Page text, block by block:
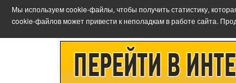
Мы используем cookie-файлы, чтобы получить статистику,
cookie-файлов может привести к неполадкам в работе сайта.